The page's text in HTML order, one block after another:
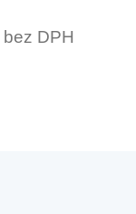
bez DPH